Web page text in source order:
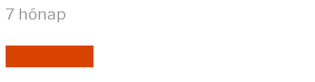
7 hónap